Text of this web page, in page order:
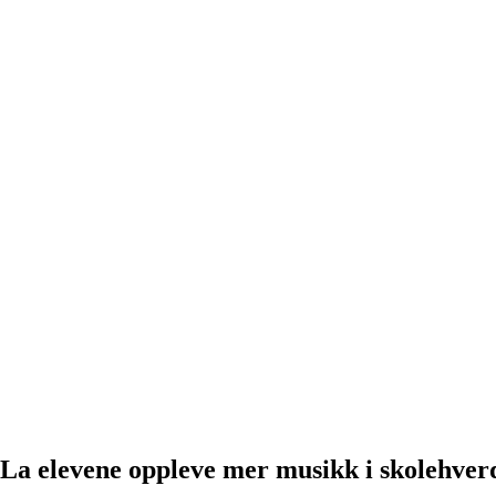
La elevene oppleve mer musikk i